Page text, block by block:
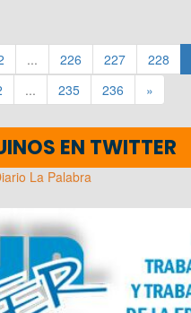
... 226 227 228
... 235 236 »
EN TWITTER
La Palabra